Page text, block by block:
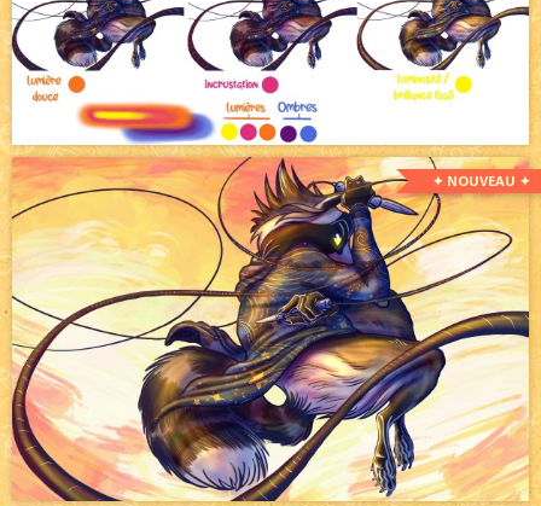
✦ NOUVEAU ✦